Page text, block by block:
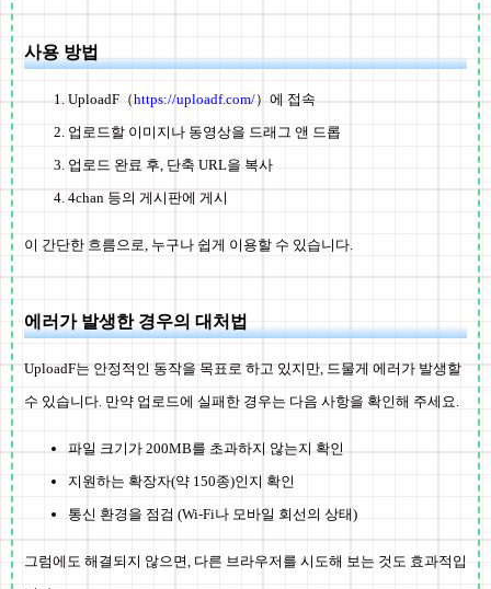
사용 방법
UploadF（https://uploadf.com/）에 접속
업로드할 이미지나 동영상을 드래그 앤 드롭
업로드 완료 후, 단축 URL을 복사
4chan 등의 게시판에 게시
이 간단한 흐름으로, 누구나 쉽게 이용할 수 있습니다.
에러가 발생한 경우의 대처법
UploadF는 안정적인 동작을 목표로 하고 있지만, 드물게 에러가 발생할
수 있습니다. 만약 업로드에 실패한 경우는 다음 사항을 확인해 주세요.
파일 크기가 200MB를 초과하지 않는지 확인
지원하는 확장자(약 150종)인지 확인
통신 환경을 점검 (Wi-Fi나 모바일 회선의 상태)
그럼에도 해결되지 않으면, 다른 브라우저를 시도해 보는 것도 효과적입